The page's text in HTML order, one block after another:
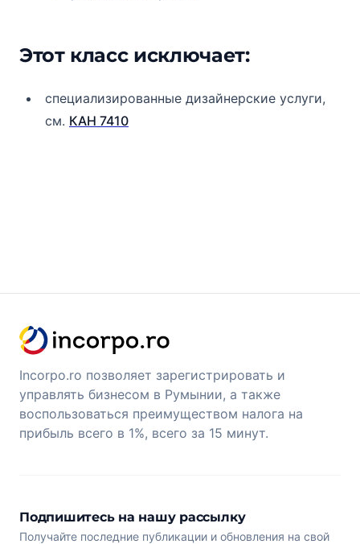
Этот класс исключает:
специализированные дизайнерские услуги,
см. КАН 7410
Incorpo.ro позволяет зарегистрировать и
управлять бизнесом в Румынии, а также
воспользоваться преимуществом налога на
прибыль всего в 1%, всего за 15 минут.
Подпишитесь на нашу рассылку
Получайте последние публикации и обновления на свой